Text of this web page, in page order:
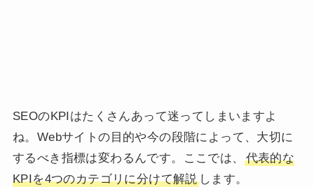
SEOのKPIはたくさんあって迷ってしまいますよ
ね。Webサイトの目的や今の段階によって、大切に
するべき指標は変わるんです。ここでは、
代表的な
KPIを4つのカテゴリに分けて解説します。